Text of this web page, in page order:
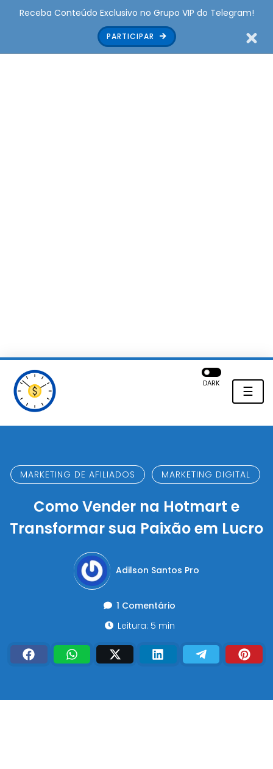
Receba Conteúdo Exclusivo no Grupo VIP do Telegram!
PARTICIPAR
☰
DARK
MARKETING DE AFILIADOS MARKETING DIGITAL
Como Vender na Hotmart e
Transformar sua Paixão em Lucro
Adilson Santos Pro
1 Comentário
Leitura: 5 min